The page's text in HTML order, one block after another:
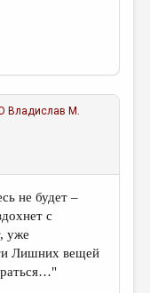
Владислав М.
не будет –
с
уже
Лишних вещей